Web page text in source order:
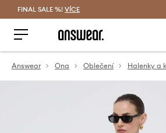
FINAL SALE %! VÍCE
Answear Ona Oblečení Halenky a